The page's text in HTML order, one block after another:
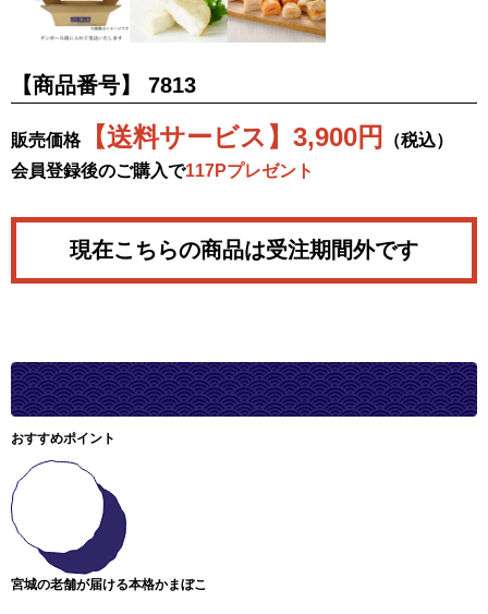
【商品番号】 7813
販売価格【送料サービス】3,900円
（税込）
会員登録後のご購入で117Pプレゼント
現在こちらの商品は受注期間外です
おすすめポイント
宮城の老舗が届ける本格かまぼこ